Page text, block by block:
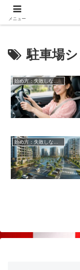
✨空き家
駐車場
始め方：失敗しない自宅駐車場貸し出し
メニュー